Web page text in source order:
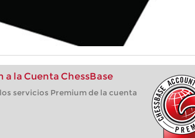
la Cuenta ChessBase
servicios Premium de la cuenta